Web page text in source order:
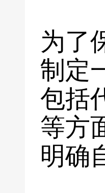
为了
制定
包括
等方
明确